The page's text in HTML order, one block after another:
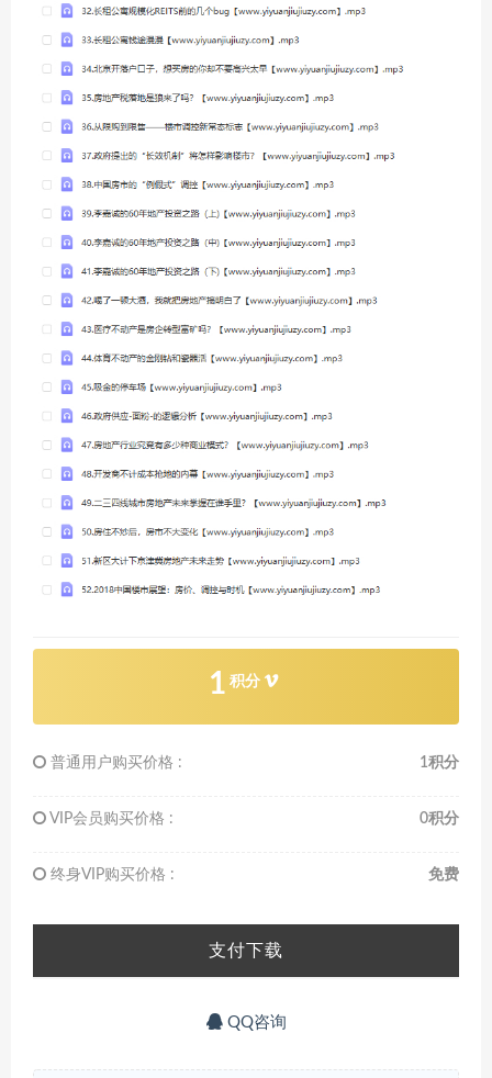
1 积分
普通用户购买价格 : 1积分
VIP会员购买价格 : 0积分
终身VIP购买价格 : 免费
支付下载
QQ咨询